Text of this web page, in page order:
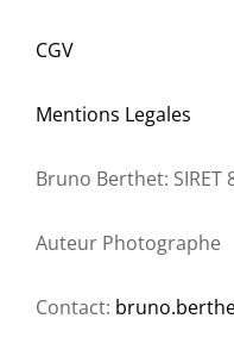
CGV
Mentions Legales
Bruno Berthet: SIRET
Auteur Photographe
Contact: